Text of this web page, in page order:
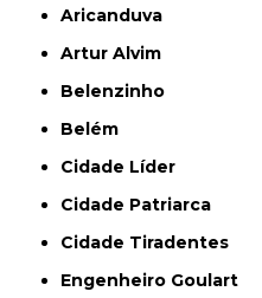
Aricanduva
Artur Alvim
Belenzinho
Belém
Cidade Líder
Cidade Patriarca
Cidade Tiradentes
Engenheiro Goulart